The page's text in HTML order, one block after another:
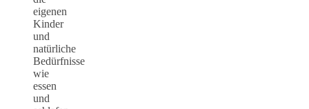
eigenen
Kinder
und
natürliche
Bedürfnisse
wie
essen
und